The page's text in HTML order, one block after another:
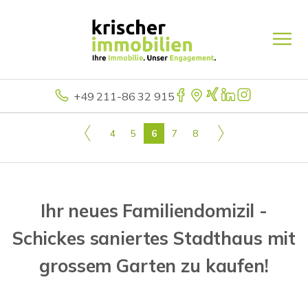
+49 211-86 32 915
4 5 6 7 8
Ihr neues Familiendomizil -
Schickes saniertes Stadthaus mit
grossem Garten zu kaufen!